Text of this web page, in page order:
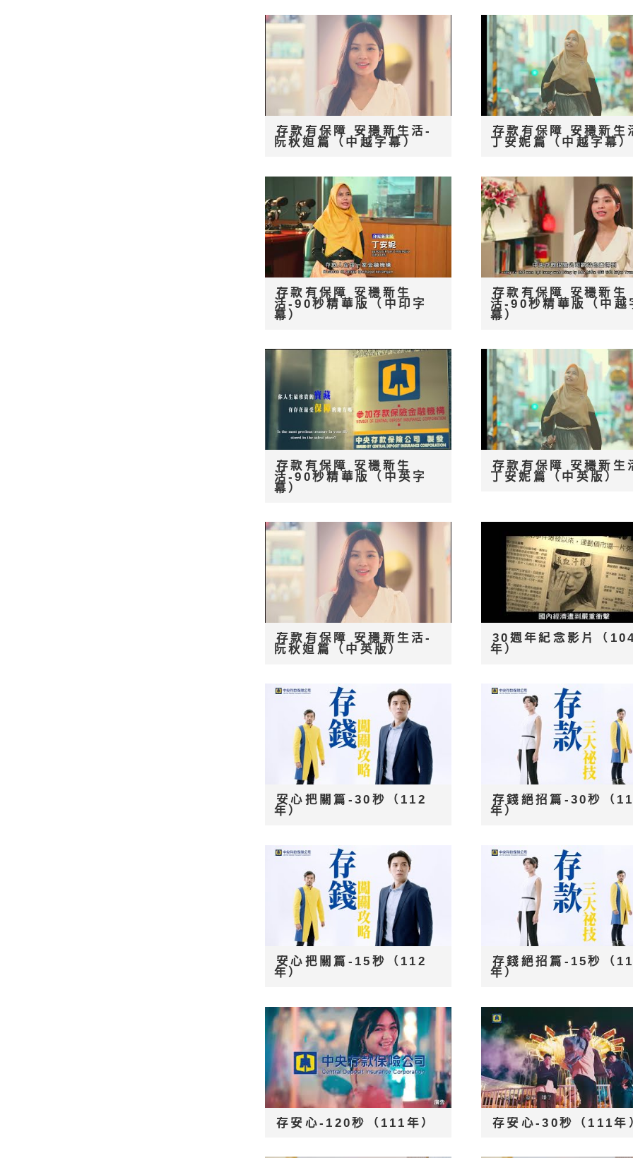
存款有保障 安穩新生活-
阮秋姮篇（中越字幕）
存款有保障 安穩新生
丁安妮篇（中越字幕）
存款有保障 安穩新生
活-90秒精華版（中印字
幕）
存款有保障 安穩新生
活-90秒精華版（中越
幕）
存款有保障 安穩新生
活-90秒精華版（中英字
幕）
存款有保障 安穩新生
丁安妮篇（中英版）
存款有保障 安穩新生活-
阮秋姮篇（中英版）
30週年紀念影片（
年）
安心把關篇-30秒（112
年）
存錢絕招篇-30秒（
年）
安心把關篇-15秒（112
年）
存錢絕招篇-15秒（
年）
存安心-120秒（111年） 存安心-30秒（111年